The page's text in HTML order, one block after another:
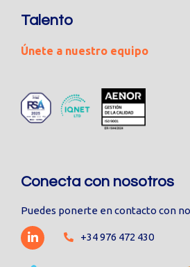
Talento
Únete a nuestro equipo
Conecta con nosotros
Puedes ponerte en contacto con
+34 976 472 430